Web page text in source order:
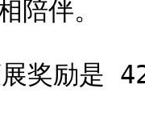
陪伴。
奖励是